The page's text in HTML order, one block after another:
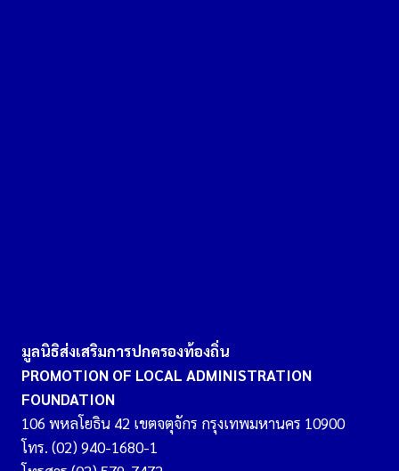
มูลนิธิส่งเสริมการปกครองท้องถิ่น
PROMOTION OF LOCAL ADMINISTRATION
FOUNDATION
106 พหลโยธิน 42 เขตจตุจักร กรุงเทพมหานคร 10900
โทร. (02) 940-1680-1